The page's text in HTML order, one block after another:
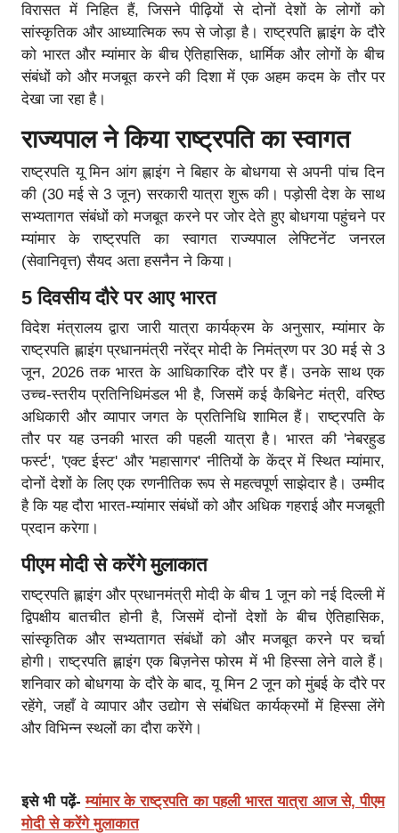
विरासत में निहित हैं, जिसने पीढ़ियों से दोनों देशों के लोगों को
सांस्कृतिक और आध्यात्मिक रूप से जोड़ा है। राष्ट्रपति ह्लाइंग के दौरे
को भारत और म्यांमार के बीच ऐतिहासिक, धार्मिक और लोगों के बीच
संबंधों को और मजबूत करने की दिशा में एक अहम कदम के तौर पर
देखा जा रहा है।
राज्यपाल ने किया राष्ट्रपति का स्वागत
राष्ट्रपति यू मिन आंग ह्लाइंग ने बिहार के बोधगया से अपनी पांच दिन
की (30 मई से 3 जून) सरकारी यात्रा शुरू की। पड़ोसी देश के साथ
सभ्यतागत संबंधों को मजबूत करने पर जोर देते हुए बोधगया पहुंचने पर
म्यांमार के राष्ट्रपति का स्वागत राज्यपाल लेफ्टिनेंट जनरल
(सेवानिवृत्त) सैयद अता हसनैन ने किया।
5 दिवसीय दौरे पर आए भारत
विदेश मंत्रालय द्वारा जारी यात्रा कार्यक्रम के अनुसार, म्यांमार के
राष्ट्रपति ह्लाइंग प्रधानमंत्री नरेंद्र मोदी के निमंत्रण पर 30 मई से 3
जून, 2026 तक भारत के आधिकारिक दौरे पर हैं। उनके साथ एक
उच्च-स्तरीय प्रतिनिधिमंडल भी है, जिसमें कई कैबिनेट मंत्री, वरिष्ठ
अधिकारी और व्यापार जगत के प्रतिनिधि शामिल हैं। राष्ट्रपति के
तौर पर यह उनकी भारत की पहली यात्रा है। भारत की 'नेबरहुड
फर्स्ट', 'एक्ट ईस्ट' और 'महासागर' नीतियों के केंद्र में स्थित म्यांमार,
दोनों देशों के लिए एक रणनीतिक रूप से महत्वपूर्ण साझेदार है। उम्मीद
है कि यह दौरा भारत-म्यांमार संबंधों को और अधिक गहराई और मजबूती
प्रदान करेगा।
पीएम मोदी से करेंगे मुलाकात
राष्ट्रपति ह्लाइंग और प्रधानमंत्री मोदी के बीच 1 जून को नई दिल्ली में
द्विपक्षीय बातचीत होनी है, जिसमें दोनों देशों के बीच ऐतिहासिक,
सांस्कृतिक और सभ्यतागत संबंधों को और मजबूत करने पर चर्चा
होगी। राष्ट्रपति ह्लाइंग एक बिज़नेस फोरम में भी हिस्सा लेने वाले हैं।
शनिवार को बोधगया के दौरे के बाद, यू मिन 2 जून को मुंबई के दौरे पर
रहेंगे, जहाँ वे व्यापार और उद्योग से संबंधित कार्यक्रमों में हिस्सा लेंगे
और विभिन्न स्थलों का दौरा करेंगे।
इसे भी पढ़ें-म्यांमार के राष्ट्रपति का पहली भारत यात्रा आज से, पीएम
मोदी से करेंगे मुलाकात